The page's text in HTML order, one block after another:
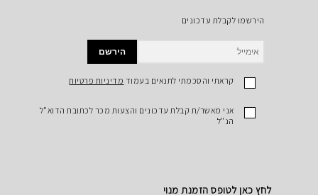
הירשמו לקבלת עדכונים
קראתי והסכמתי לתנאים בעמודמדיניות פרטיות
אני מאשר/ת קבלת עדכונים והצעות מכר לכתובת הדוא"ל
הנ"ל
לחץ כאן לטופס הזמנת מנוי